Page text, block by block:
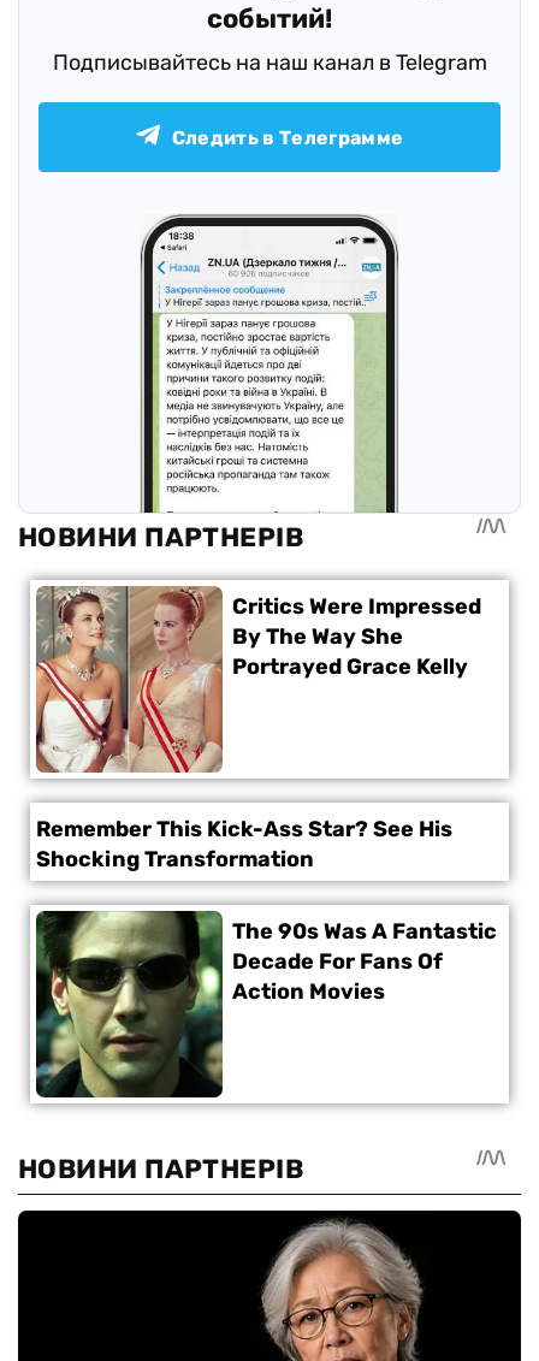
событий!
Подписывайтесь на наш канал в Telegram
Следить в Телеграмме